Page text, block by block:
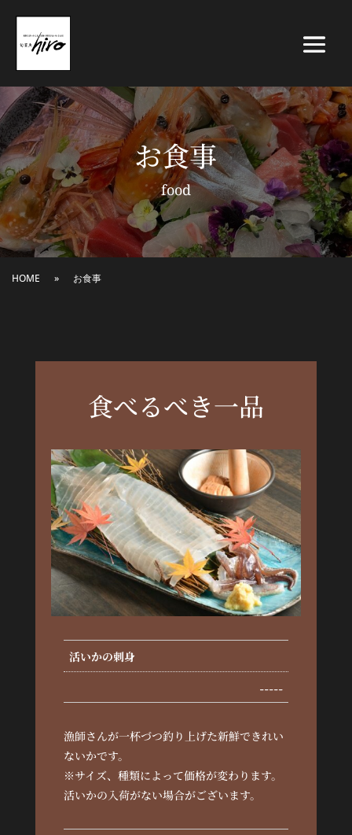
お食事
food
HOME » お食事
食べるべき一品
活いかの刺身
-----
漁師さんが一杯づつ釣り上げた新鮮できれい
ないかです。
※サイズ、種類によって価格が変わります。
活いかの入荷がない場合がございます。